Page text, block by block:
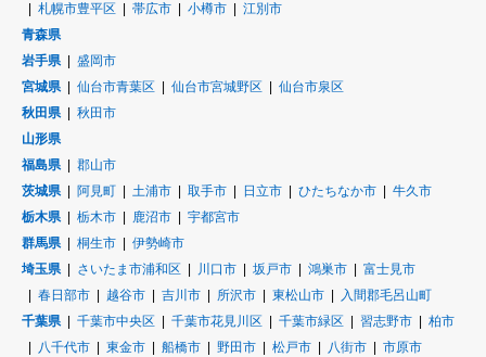
札幌市豊平区
帯広市 小樽市
江別市
青森県
岩手県
盛岡市
宮城県
仙台市青葉区 仙台市宮城野区
仙台市泉区
秋田県
秋田市
山形県
福島県
郡山市
茨城県
阿見町 土浦市 取手市 日立市 ひたちなか市
牛久市
栃木県
栃木市 鹿沼市
宇都宮市
群馬県
桐生市
伊勢崎市
埼玉県
さいたま市浦和区 川口市 坂戸市 鴻巣市
富士見市
春日部市
越谷市 吉川市 所沢市 東松山市
入間郡毛呂山町
千葉県
千葉市中央区 千葉市花見川区 千葉市緑区 習志野市
柏市
八千代市
東金市 船橋市 野田市 松戸市 八街市
市原市